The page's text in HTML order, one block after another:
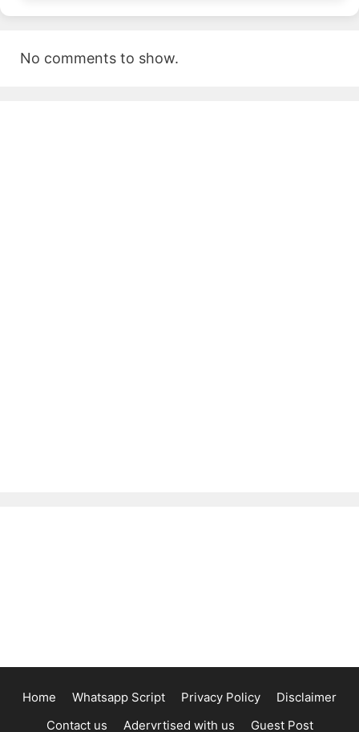
No comments to show.
Home Whatsapp Script Privacy Policy
Disclaimer
Contact us
Adervrtised with us Guest Post